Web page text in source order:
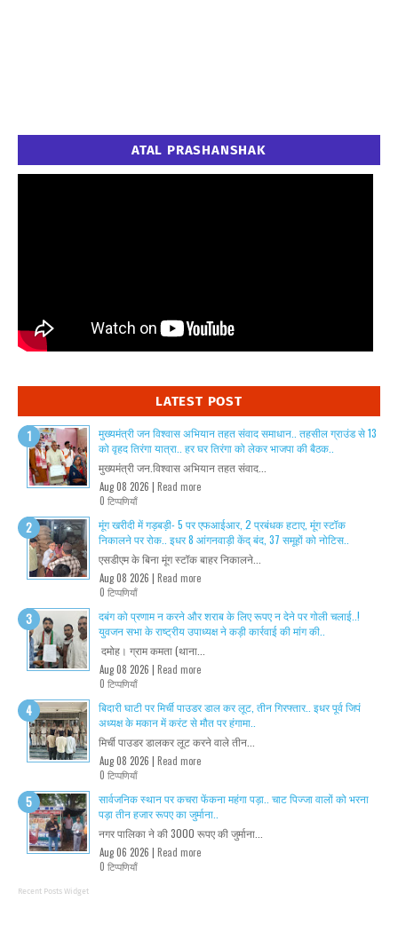
ATAL PRASHANSHAK
LATEST POST
मुख्यमंत्री जन विश्वास अभियान तहत संवाद समाधान.. तहसील ग्राउंड से 13
को वृहद तिरंगा यात्रा.. हर घर तिरंगा को लेकर भाजपा की बैठक..
मुख्यमंत्री जन.विश्वास अभियान तहत संवाद...
Aug 08 2026 | Read more
0 टिप्पणियाँ
मूंग खरीदी में गड़बड़ी- 5 पर एफआईआर, 2 प्रबंधक हटाए, मूंग स्टॉक
निकालने पर रोक.. इधर 8 आंगनवाड़ी केंद् बंद, 37 समूहों को नोटिस..
एसडीएम के बिना मूंग स्टॉक बाहर निकालने...
Aug 08 2026 | Read more
0 टिप्पणियाँ
दबंग को प्रणाम न करने और शराब के लिए रूपए न देने पर गोली चलाई..!
युवजन सभा के राष्ट्रीय उपाध्यक्ष ने कड़ी कार्रवाई की मांग की..
दमोह। ग्राम कमता (थाना...
Aug 08 2026 | Read more
0 टिप्पणियाँ
बिदारी घाटी पर मिर्ची पाउडर डाल कर लूट, तीन गिरफ्तार.. इधर पूर्व जिपं
अध्यक्ष के मकान में करंट से मौत पर हंगामा..
मिर्ची पाउडर डालकर लूट करने वाले तीन...
Aug 08 2026 | Read more
0 टिप्पणियाँ
सार्वजनिक स्थान पर कचरा फेंकना महंगा पड़ा.. चाट पिज्जा वालों को भरना
पड़ा तीन हजार रूपए का जुर्माना..
नगर पालिका ने की 3000 रूपए की जुर्माना...
Aug 06 2026 | Read more
0 टिप्पणियाँ
Recent Posts Widget